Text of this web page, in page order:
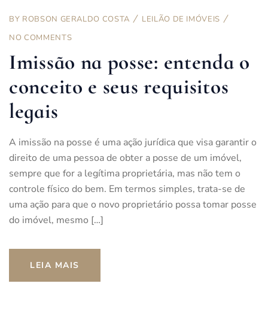
BY ROBSON GERALDO COSTA
LEILÃO DE IMÓVEIS
NO COMMENTS
Imissão na posse: entenda o
conceito e seus requisitos
legais
A imissão na posse é uma ação jurídica que visa garantir o
direito de uma pessoa de obter a posse de um imóvel,
sempre que for a legítima proprietária, mas não tem o
controle físico do bem. Em termos simples, trata-se de
uma ação para que o novo proprietário possa tomar posse
do imóvel, mesmo […]
LEIA MAIS